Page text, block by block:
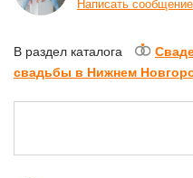
Написать сообщение
В раздел каталога
свадьбы в Нижнем